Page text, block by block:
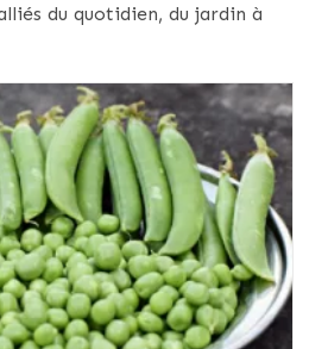
du quotidien, du jardin à